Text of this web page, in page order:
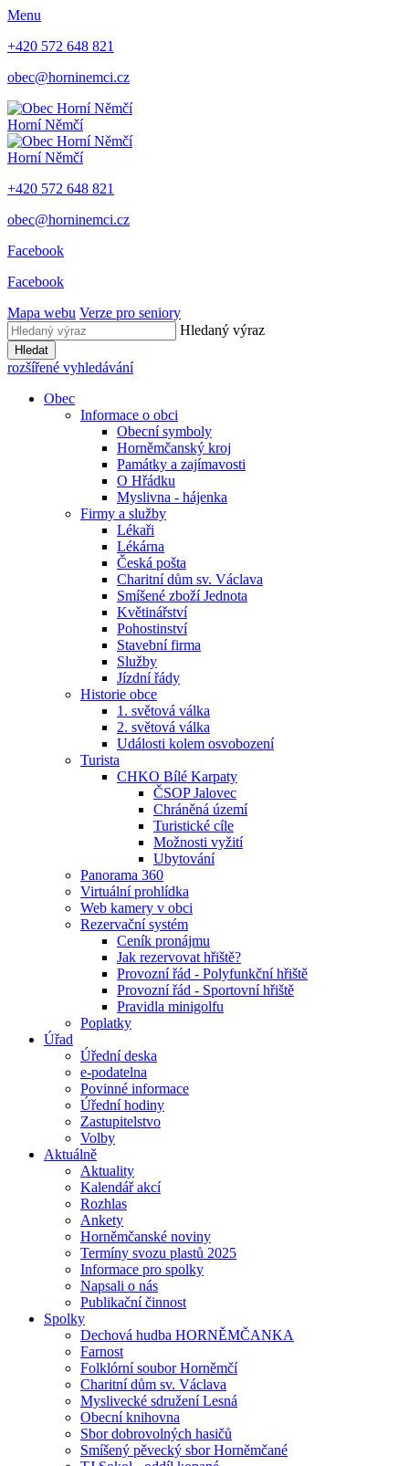
Menu
+420 572 648 821
obec@horninemci.cz
Horní Němčí
Horní Němčí
+420 572 648 821
obec@horninemci.cz
Facebook
Facebook
Mapa webu Verze pro seniory
Hledaný výraz
Hledat
rozšířené vyhledávání
Obec
Informace o obci
Obecní symboly
Horněmčanský kroj
Památky a zajímavosti
O Hřádku
Myslivna - hájenka
Firmy a služby
Lékaři
Lékárna
Česká pošta
Charitní dům sv. Václava
Smíšené zboží Jednota
Květinářství
Pohostinství
Stavební firma
Služby
Jízdní řády
Historie obce
1. světová válka
2. světová válka
Události kolem osvobození
Turista
CHKO Bílé Karpaty
ČSOP Jalovec
Chráněná území
Turistické cíle
Možnosti vyžití
Ubytování
Panorama 360
Virtuální prohlídka
Web kamery v obci
Rezervační systém
Ceník pronájmu
Jak rezervovat hřiště?
Provozní řád - Polyfunkční hřiště
Provozní řád - Sportovní hřiště
Pravidla minigolfu
Poplatky
Úřad
Úřední deska
e-podatelna
Povinné informace
Úřední hodiny
Zastupitelstvo
Volby
Aktuálně
Aktuality
Kalendář akcí
Rozhlas
Ankety
Horněmčanské noviny
Termíny svozu plastů 2025
Informace pro spolky
Napsali o nás
Publikační činnost
Spolky
Dechová hudba HORNĚMČANKA
Farnost
Folklórní soubor Horněmčí
Charitní dům sv. Václava
Myslivecké sdružení Lesná
Obecní knihovna
Sbor dobrovolných hasičů
Smíšený pěvecký sbor Horněmčané